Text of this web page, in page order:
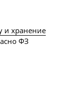
и хранение
ФЗ